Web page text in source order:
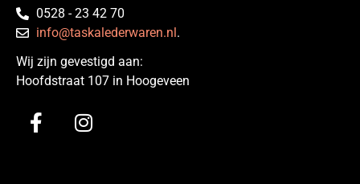
0528 - 23 42 70
info@taskalederwaren.nl.
Wij zijn gevestigd aan:
Hoofdstraat 107 in Hoogeveen